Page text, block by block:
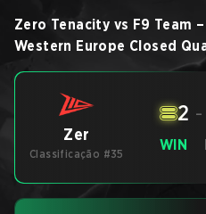
Zero Tenacity vs F9 Team –
Western Europe Closed
Zer
Classificação #35
WIN
2 -